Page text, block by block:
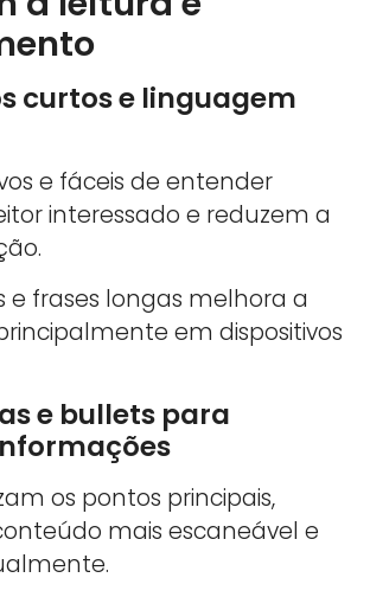
curtos e linguagem
e fáceis de entender
interessado e reduzem a
e frases longas melhora a
em dispositivos
e bullets para
os pontos principais,
mais escaneável e